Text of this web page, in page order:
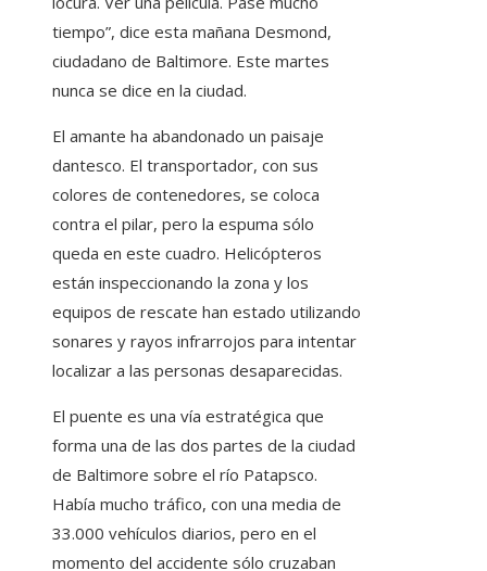
tiempo”, dice esta mañana Desmond,
ciudadano de Baltimore. Este martes
nunca se dice en la ciudad.
El amante ha abandonado un paisaje
dantesco. El transportador, con sus
colores de contenedores, se coloca
contra el pilar, pero la espuma sólo
queda en este cuadro. Helicópteros
están inspeccionando la zona y los
equipos de rescate han estado utilizando
sonares y rayos infrarrojos para intentar
localizar a las personas desaparecidas.
El puente es una vía estratégica que
forma una de las dos partes de la ciudad
de Baltimore sobre el río Patapsco.
Había mucho tráfico, con una media de
33.000 vehículos diarios, pero en el
momento del accidente sólo cruzaban